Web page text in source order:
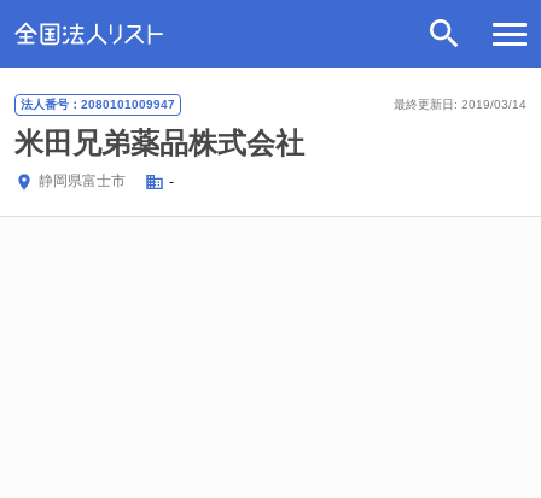
最終更新日: 2019/03/14
法人番号：2080101009947
米田兄弟薬品株式会社
静岡県富士市 -